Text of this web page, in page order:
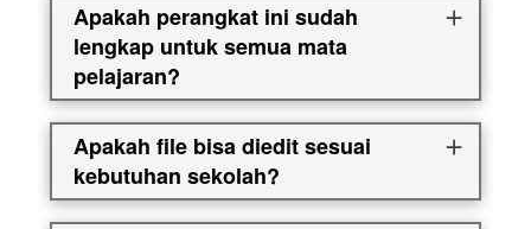
Apakah perangkat ini sudah
lengkap untuk semua mata
pelajaran?
Apakah file bisa diedit sesuai
kebutuhan sekolah?